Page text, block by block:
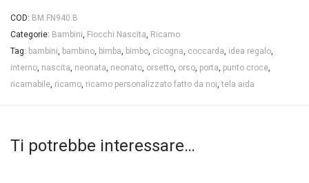
COD: BM.FN940.B
Categorie: Bambini, Fiocchi Nascita, Ricamo
Tag: bambini, bambino, bimba, bimbo, cicogna, coccarda, idea regalo,
interno, nascita, neonata, neonato, orsetto, orso, porta, punto croce,
ricamabile, ricamo, ricamo personalizzato fatto da noi,tela aida
Ti potrebbe interessare…